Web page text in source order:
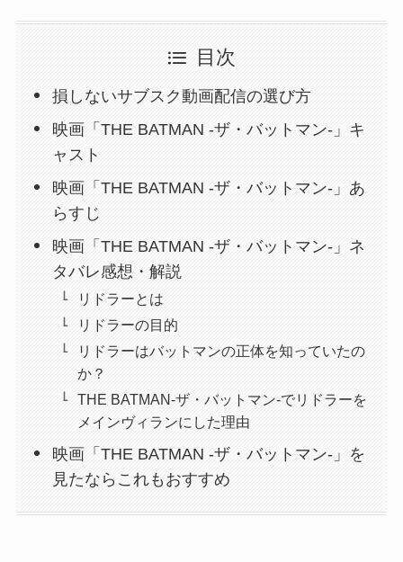
目次
損しないサブスク動画配信の選び方
映画「THE BATMAN -ザ・バットマン-」キ
ャスト
映画「THE BATMAN -ザ・バットマン-」あ
らすじ
映画「THE BATMAN -ザ・バットマン-」ネ
タバレ感想・解説
リドラーとは
リドラーの目的
リドラーはバットマンの正体を知っていたの
か？
THE BATMAN-ザ・バットマン-でリドラーを
メインヴィランにした理由
映画「THE BATMAN -ザ・バットマン-」を
見たならこれもおすすめ